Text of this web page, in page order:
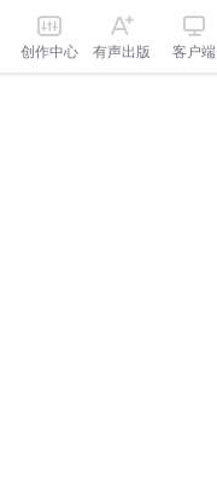
创作中心 有声出版 客户端